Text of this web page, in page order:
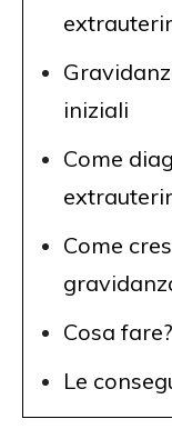
iniziali
Come
Come
Cosa fare?
Le